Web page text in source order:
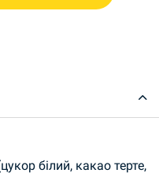
білий, какао терте,